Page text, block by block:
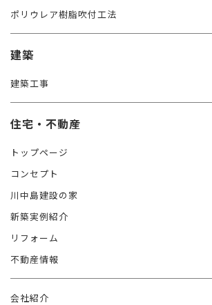
ポリウレア樹脂吹付工法
建築
建築工事
住宅・不動産
トップページ
コンセプト
川中島建設の家
新築実例紹介
リフォーム
不動産情報
会社紹介